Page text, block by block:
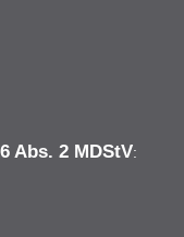
Abs. 2 MDStV: